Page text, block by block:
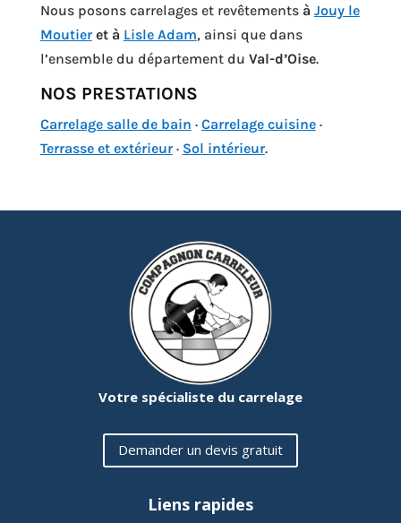
Nous posons carrelages et revêtements à Jouy le
Moutier et à Lisle Adam, ainsi que dans
l’ensemble du département du Val-d’Oise.
NOS PRESTATIONS
Carrelage salle de bain · Carrelage cuisine·
Terrasse et extérieur· Sol intérieur.
Votre spécialiste du carrelage
Demander un devis gratuit
Liens rapides